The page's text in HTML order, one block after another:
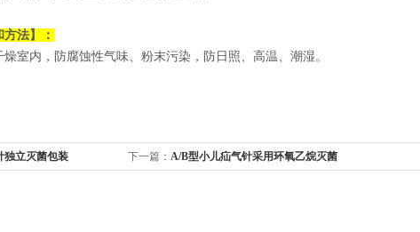
方法】：
室内，防腐蚀性气味、粉末污染，防日照、高温、潮湿。
独立灭菌包装​ 下一篇： A/B型小儿疝气针采用环氧乙烷灭菌